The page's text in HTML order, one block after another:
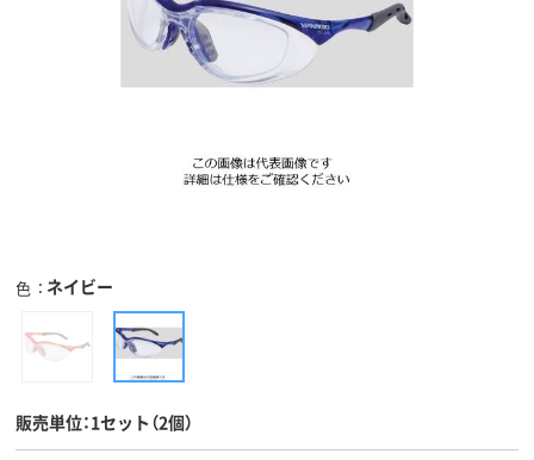
色 ネイビー
販売単位：1セット（2個）